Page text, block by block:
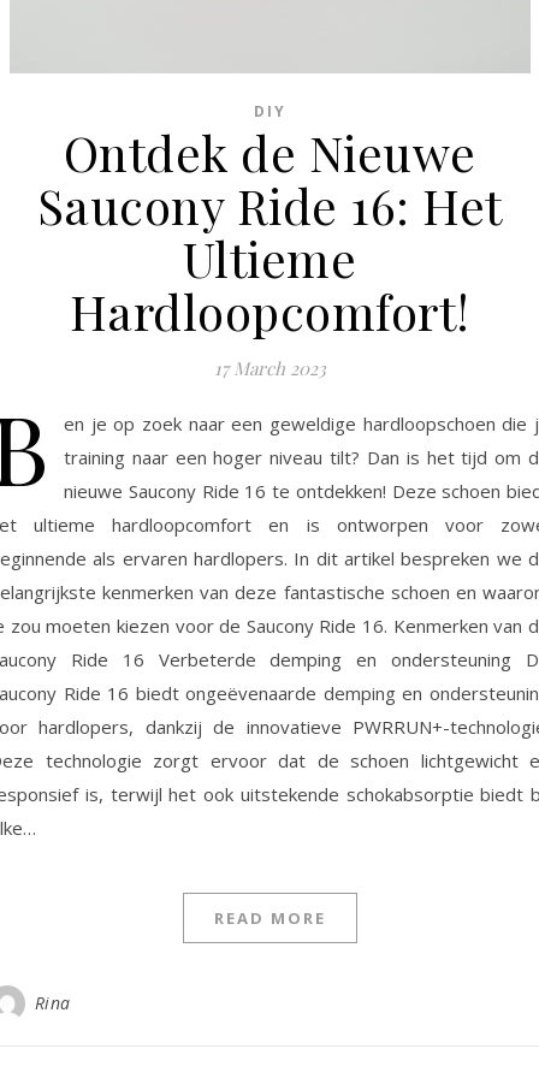
DIY
Ontdek de Nieuwe
Saucony Ride 16: Het
Ultieme
Hardloopcomfort!
17 March 2023
en je op zoek naar een geweldige hardloopschoen die
training naar een hoger niveau tilt? Dan is het tijd om
nieuwe Saucony Ride 16 te ontdekken! Deze schoen
ultieme hardloopcomfort en is ontworpen voor
als ervaren hardlopers. In dit artikel bespreken we
kenmerken van deze fantastische schoen en
zou moeten kiezen voor de Saucony Ride 16. Kenmerken van
Ride 16 Verbeterde demping en ondersteuning
Ride 16 biedt ongeëvenaarde demping en
hardlopers, dankzij de innovatieve PWRRUN+-
technologie zorgt ervoor dat de schoen lichtgewicht
is, terwijl het ook uitstekende schokabsorptie biedt
READ MORE
Rina